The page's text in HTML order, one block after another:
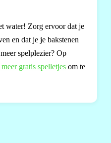
water! Zorg ervoor dat je
en dat je je bakstenen
spelplezier? Op
gratis spelletjes om te